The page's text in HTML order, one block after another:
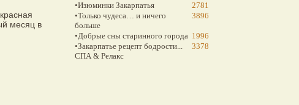
месяц в
•Изюминки Закарпатья
2781
•Только чудеса… и ничего
больше
3896
•Добрые сны старинного города 1996
•Закарпатье рецепт бодрости...
СПА & Релакс
3378